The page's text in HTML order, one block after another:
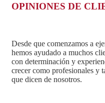
OPINIONES DE
Desde que comenzamos a
hemos ayudado a muchos
con determinación y
crecer como profesionales y
que dicen de nosotros.